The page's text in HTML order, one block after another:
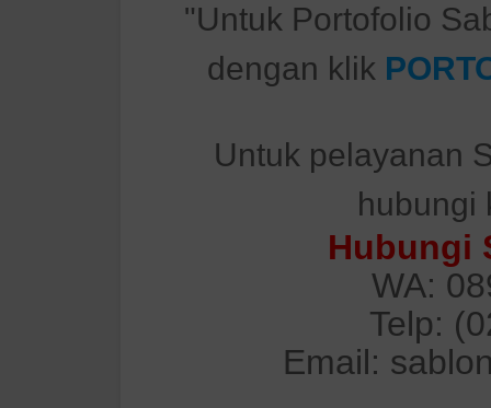
"Untuk Portofolio
dengan klik
Untuk pelayanan
hubungi
Hubungi
WA:
Telp:
Email: